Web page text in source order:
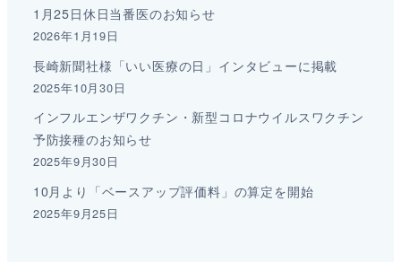
1月25日休日当番医のお知らせ
2026年1月19日
長崎新聞社様「いい医療の日」インタビューに掲載
2025年10月30日
インフルエンザワクチン・新型コロナウイルスワクチン
予防接種のお知らせ
2025年9月30日
10月より「ベースアップ評価料」の算定を開始
2025年9月25日